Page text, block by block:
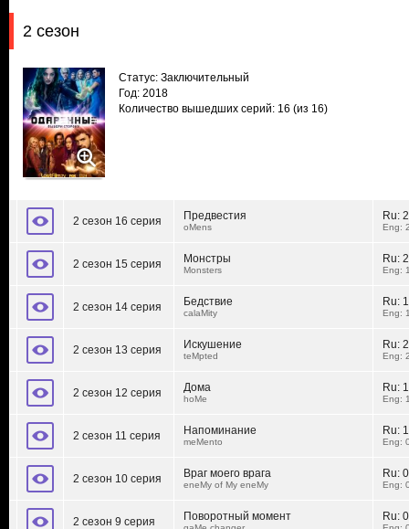
2 сезон
Статус: Заключительный
Год: 2018
Количество вышедших серий: 16 (из 16)
2 сезон 16 серия Предвестия
oMens
Ru:
Eng:
2 сезон 15 серия Монстры
Monsters
Ru:
Eng:
2 сезон 14 серия Бедствие
calaMity
Ru:
Eng:
2 сезон 13 серия Искушение
teMpted
Ru:
Eng:
2 сезон 12 серия Дома
hoMe
Ru:
Eng:
2 сезон 11 серия Напоминание
meMento
Ru:
Eng:
2 сезон 10 серия Враг моего врага
eneMy of My eneMy
Ru:
Eng:
2 сезон 9 серия Поворотный момент Ru: